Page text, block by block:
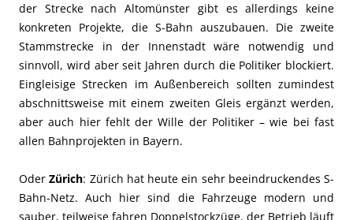
der Strecke nach Altomünster gibt es allerdings keine
konkreten Projekte, die S-Bahn auszubauen. Die zweite
Stammstrecke in der Innenstadt wäre notwendig und
sinnvoll, wird aber seit Jahren durch die Politiker blockiert.
Eingleisige Strecken im Außenbereich sollten zumindest
abschnittsweise mit einem zweiten Gleis ergänzt werden,
aber auch hier fehlt der Wille der Politiker – wie bei fast
allen Bahnprojekten in Bayern.
OderZürich: Zürich hat heute ein sehr beeindruckendes S-
Bahn-Netz. Auch hier sind die Fahrzeuge modern und
sauber, teilweise fahren Doppelstockzüge, der Betrieb läuft